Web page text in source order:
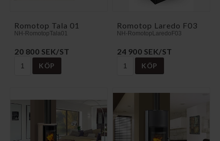
Romotop Tala 01
NH-RomotopTala01
20 800 SEK/ST
KÖP
Romotop Laredo F03
NH-RomotopLaredoF03
24 900 SEK/ST
KÖP